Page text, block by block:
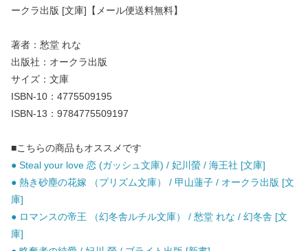
ークラ出版 [文庫]【メール便送料無料】
著者：愁堂 れな
出版社：オークラ出版
サイズ：文庫
ISBN-10：4775509195
ISBN-13：9784775509197
■こちらの商品もオススメです
● Steal your love 恋 (ガッシュ文庫) / 妃川螢 / 海王社 [文庫]
● 熱き砂塵の花嫁 （プリズム文庫） / 甲山蓮子 / オークラ出版 [文
庫]
● ロマンスの帝王 （幻冬舎ルチル文庫） / 愁堂 れな / 幻冬舎 [文
庫]